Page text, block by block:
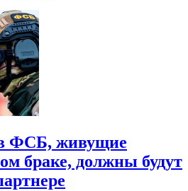
ФСБ, живущие
браке, должны будут